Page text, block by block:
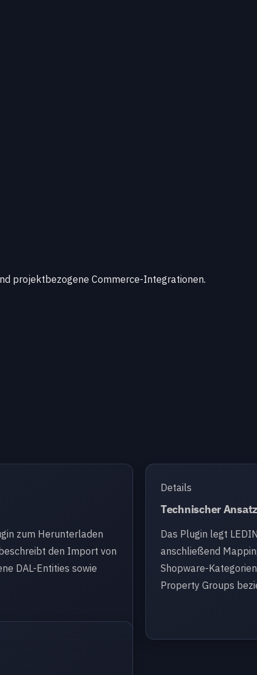
projektbezogene Commerce-Integrationen.
zum Herunterladen
den Import von
DAL-Entities sowie
Details
Technischer Ansatz
Das Plugin legt
anschließend
Shopware-
Property Groups